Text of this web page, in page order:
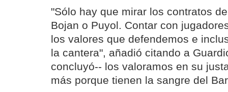
"Sólo hay que mirar los contratos
Bojan o Puyol. Contar con
los valores que defendemos e
la cantera", añadió citando a
concluyó-- los valoramos en su
más porque tienen la sangre del